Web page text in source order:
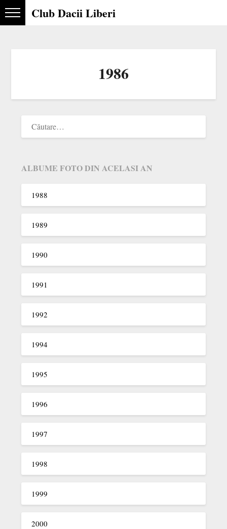
Club Dacii Liberi
1986
ALBUME FOTO DIN ACELASI AN
1988
1989
1990
1991
1992
1994
1995
1996
1997
1998
1999
2000